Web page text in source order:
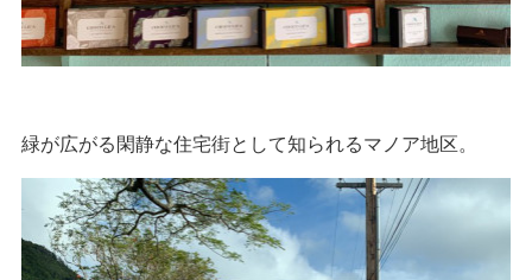
緑が広がる閑静な住宅街として知られるマノア地区。